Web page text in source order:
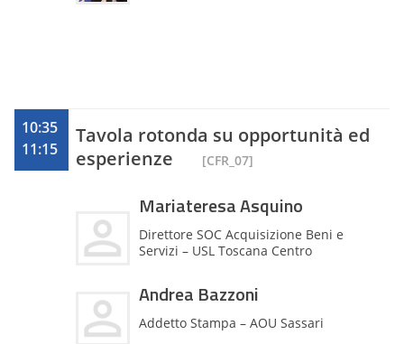
10:35
11:15
Tavola rotonda su opportunità ed
esperienze
[CFR_07]
Mariateresa Asquino
Direttore SOC Acquisizione Beni e
Servizi – USL Toscana Centro
Andrea Bazzoni
Addetto Stampa – AOU Sassari